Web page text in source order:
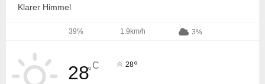
Klarer Himmel
39% 1.9km/h 3%
28°C 28°